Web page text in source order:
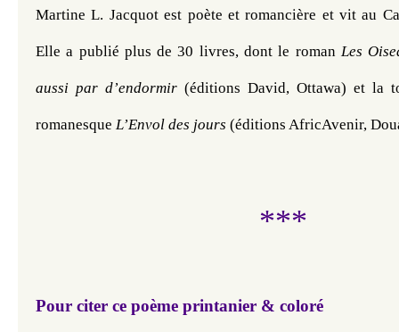
Martine L. Jacquot est poète et romancière et vit au
Elle a publié plus de 30 livres, dont le roman Les
aussi par d’endormir (éditions David, Ottawa) et la
romanesque L’Envol des jours (éditions AfricAvenir,
***
Pour citer ce poème printanier & coloré